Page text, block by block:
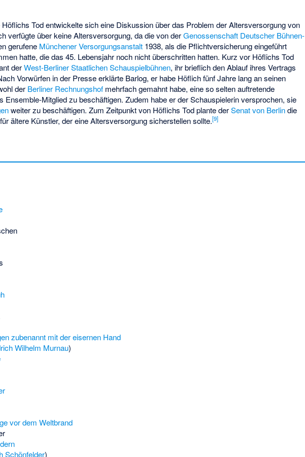
Tod entwickelte sich eine Diskussion über das Problem der Altersversorgung von
verfügte über keine Altersversorgung, da die von derGenossenschaft Deutscher Bühnen-
gerufene Münchener Versorgungsanstalt 1938, als die Pflichtversicherung eingeführt
hatte, die das 45. Lebensjahr noch nicht überschritten hatten. Kurz vor Höflichs Tod
derWest-Berliner Staatlichen Schauspielbühnen, ihr brieflich den Ablauf ihres Vertrags
Vorwürfen in der Presse erklärte Barlog, er habe Höflich fünf Jahre lang an seinen
der Berliner Rechnungshof mehrfach gemahnt habe, eine so selten auftretende
Ensemble-Mitglied zu beschäftigen. Zudem habe er der Schauspielerin versprochen, sie
weiter zu beschäftigen. Zum Zeitpunkt von Höflichs Tod plante derSenat von Berlindie
für ältere Künstler, der eine Altersversorgung sicherstellen sollte.[9]
zubenannt mit der eisernen Hand
Wilhelm Murnau)
vor dem Weltbrand
Schönfelder)